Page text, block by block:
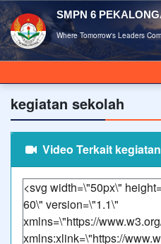
SMPN 6
Where Tomorrow's Leaders
kegiatan sekolah
Video Terkait
<svg width=\"50px\"
60\" version=\"1.1\"
xmlns=\"https://
xmlns:xlink=\"https://